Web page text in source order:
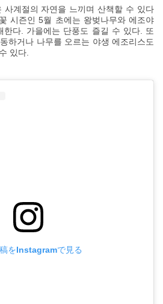
사계절의 자연을 느끼며 산책할 수 있다
시즌인 5월 초에는 왕벚나무와 에조야
한다. 가을에는 단풍도 즐길 수 있다. 또
하거나 나무를 오르는 야생 에조리스도
있다.
をInstagramで見る